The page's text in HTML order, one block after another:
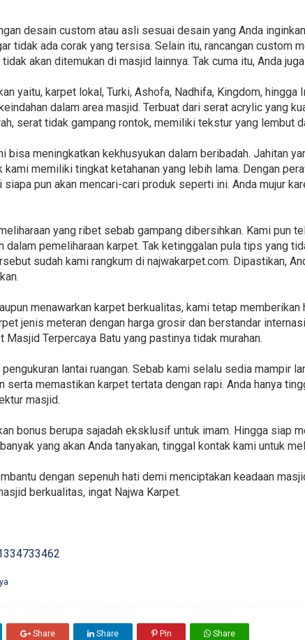
desain custom atau asli sesuai desain yang Anda
tidak ada corak yang tersisa. Selain itu, rancangan custom
akan ditemukan di masjid lainnya. Tak cuma itu, Anda
yaitu, karpet lokal, Turki, Ashofa, Nadhifa, Kingdom,
dalam area masjid. Terbuat dari serat acrylic yang
serat tidak gampang rontok, memiliki tekstur yang lembut
bisa meningkatkan kekhusyukan dalam beribadah. Jahitan
memiliki tingkat ketahanan yang lebih lama. Dengan
pun akan mencari-cari produk seperti ini. Anda mujur
yang ribet sebab gampang dibersihkan. Kami pun
dalam pemeliharaan karpet. Tak ketinggalan pula tips yang
sudah kami rangkum di najwakarpet.com. Dipastikan,
menawarkan karpet berkualitas, kami tetap
jenis meteran dengan harga grosir dan berstandar
Terpercaya Batu yang pastinya tidak murahan.
lantai ruangan. Sebab kami selalu sedia mampir
serta memastikan karpet tertata dengan rapi. Anda hanya
masjid.
bonus berupa sajadah eksklusif untuk imam. Hingga siap
yang akan Anda tanyakan, tinggal kontak kami untuk
dengan sepenuh hati demi menciptakan keadaan
berkualitas, ingat Najwa Karpet.
Share Share Pin Share